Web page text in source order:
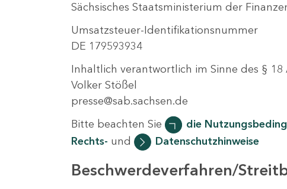
Sächsisches Staatsministerium der
Umsatzsteuer-Identifikationsnummer
DE 179593934
Inhaltlich verantwortlich im Sinne des §
Volker Stößel
presse@sab.sachsen.de
Bitte beachten Sie
die
Rechts- und Datenschutzhinweise
Beschwerdeverfahren/